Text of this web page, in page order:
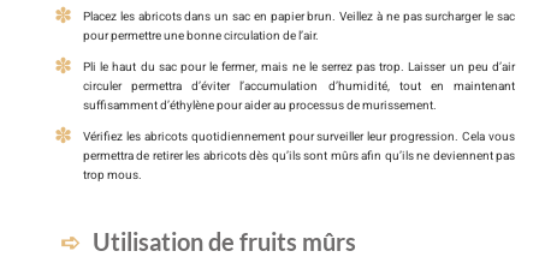
Placez les abricots dans un sac en papier brun. Veillez à ne pas surcharger le sac
pour permettre une bonne circulation de l’air.
Pli le haut du sac pour le fermer, mais ne le serrez pas trop. Laisser un peu d’air
circuler permettra d’éviter l’accumulation d’humidité, tout en maintenant
suffisamment d’éthylène pour aider au processus de murissement.
Vérifiez les abricots quotidiennement pour surveiller leur progression. Cela vous
permettra de retirer les abricots dès qu’ils sont mûrs afin qu’ils ne deviennent pas
trop mous.
Utilisation de fruits mûrs